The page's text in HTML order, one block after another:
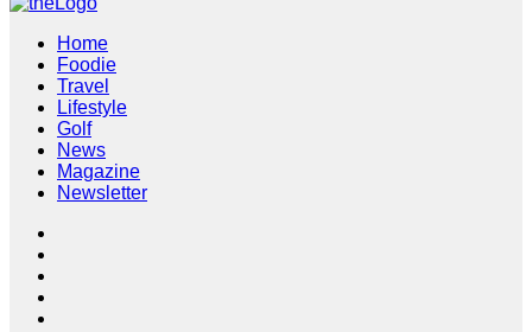
Home
Foodie
Travel
Lifestyle
Golf
News
Magazine
Newsletter